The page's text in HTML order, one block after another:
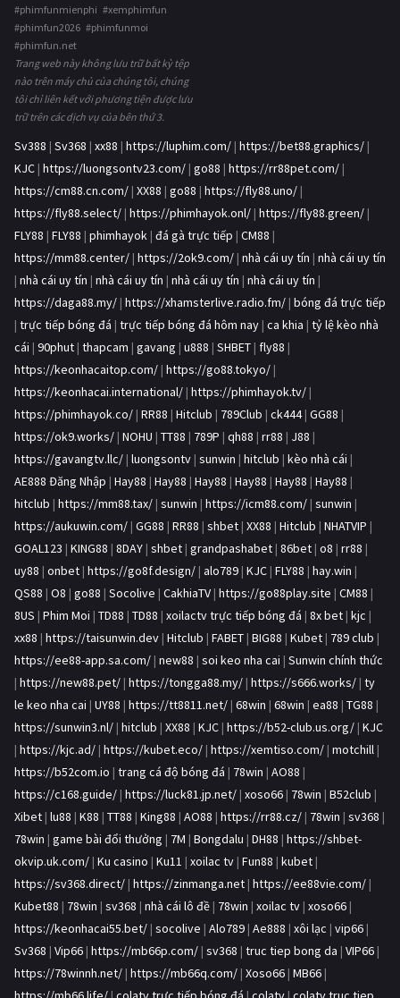
#phimfunmienphi #xemphimfun
#phimfun2026 #phimfunmoi
#phimfun.net
Trang web này không lưu trữ bất kỳ tệp
nào trên máy chủ của chúng tôi, chúng
tôi chỉ liên kết với phương tiện được lưu
trữ trên các dịch vụ của bên thứ 3.
Sv388 | Sv368 | xx88 | https://luphim.com/ | https://bet88.graphics/ |
KJC | https://luongsontv23.com/ | go88 | https://rr88pet.com/ |
https://cm88.cn.com/ | XX88 | go88 | https://fly88.uno/ |
https://fly88.select/ | https://phimhayok.onl/ | https://fly88.green/ |
FLY88 | FLY88 | phimhayok | đá gà trực tiếp | CM88 |
https://mm88.center/ | https://2ok9.com/ | nhà cái uy tín | nhà cái uy tín
| nhà cái uy tín | nhà cái uy tín | nhà cái uy tín | nhà cái uy tín |
https://daga88.my/ | https://xhamsterlive.radio.fm/ | bóng đá trực tiếp
| trực tiếp bóng đá | trực tiếp bóng đá hôm nay | ca khia | tỷ lệ kèo nhà
cái | 90phut | thapcam | gavang | u888 | SHBET | fly88 |
https://keonhacaitop.com/ | https://go88.tokyo/ |
https://keonhacai.international/ | https://phimhayok.tv/ |
https://phimhayok.co/ | RR88 | Hitclub | 789Club | ck444| GG88 |
https://ok9.works/ | NOHU | TT88 | 789P | qh88 | rr88 | J88 |
https://gavangtv.llc/ | luongsontv | sunwin | hitclub | kèo nhà cái |
AE888 Đăng Nhập | Hay88 | Hay88 | Hay88 | Hay88 | Hay88 | Hay88 |
hitclub | https://mm88.tax/ | sunwin | https://icm88.com/ | sunwin |
https://aukuwin.com/ | GG88 | RR88 | shbet | XX88 | Hitclub | NHATVIP |
GOAL123 | KING88 | 8DAY | shbet | grandpashabet | 86bet | o8 | rr88 |
uy88 | onbet | https://go8f.design/ | alo789 | KJC | FLY88 | hay.win |
QS88 | O8 | go88 | Socolive | CakhiaTV | https://go88play.site | CM88 |
8US | Phim Moi | TD88 | TD88 | xoilactv trực tiếp bóng đá | 8x bet | kjc |
xx88 | https://taisunwin.dev | Hitclub | FABET | BIG88 | Kubet | 789 club |
https://ee88-app.sa.com/ | new88 | soi keo nha cai | Sunwin chính thức
| https://new88.pet/ | https://tongga88.my/ | https://s666.works/ | ty
le keo nha cai | UY88 | https://tt8811.net/ | 68win | 68win | ea88 | TG88 |
https://sunwin3.nl/ | hitclub | XX88 | KJC | https://b52-club.us.org/ | KJC
| https://kjc.ad/ | https://kubet.eco/ | https://xemtiso.com/ | motchill |
https://b52com.io | trang cá độ bóng đá | 78win | AO88 |
https://c168.guide/ | https://luck81.jp.net/ | xoso66 | 78win | B52club |
Xibet | lu88 | K88 | TT88 | King88 | AO88 | https://rr88.cz/ | 78win | sv368 |
78win | game bài đổi thưởng | 7M | Bongdalu | DH88 | https://shbet-
okvip.uk.com/ | Ku casino | Ku11 | xoilac tv | Fun88 | kubet |
https://sv368.direct/ | https://zinmanga.net | https://ee88vie.com/ |
Kubet88 | 78win | sv368 | nhà cái lô đề | 78win | xoilac tv | xoso66 |
https://keonhacai55.bet/ | socolive | Alo789 | Ae888 | xôi lạc | vip66 |
Sv368 | Vip66 | https://mb66p.com/ | sv368 | truc tiep bong da | VIP66 |
https://78winnh.net/ | https://mb66q.com/ | Xoso66 | MB66 |